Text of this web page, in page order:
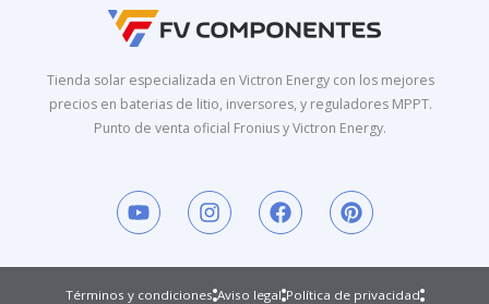
Tienda solar especializada en Victron Energy con los mejores
precios en baterias de litio, inversores, y reguladores MPPT.
Punto de venta oficial Fronius y Victron Energy.
Y
o
u
t
u
I
n
s
t
a
F
a
c
e
b
P
i
n
t
e
Términos y condiciones Aviso legal Política de privacidad